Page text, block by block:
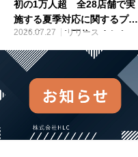
初の1万人超 全28店舗で実
施する夏季対応に関するプレ
スリリースを配信しました
2026.07.27 リリース